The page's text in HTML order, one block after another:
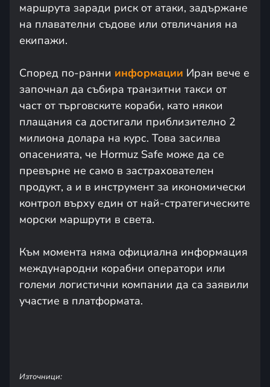
маршрута заради риск от атаки, задържане
на плавателни съдове или отвличания на
екипажи.
Според по-ранни информации Иран вече е
започнал да събира транзитни такси от
част от търговските кораби, като някои
плащания са достигали приблизително 2
милиона долара на курс. Това засилва
опасенията, че Hormuz Safe може да се
превърне не само в застрахователен
продукт, а и в инструмент за икономически
контрол върху един от най-стратегическите
морски маршрути в света.
Към момента няма официална информация
международни корабни оператори или
големи логистични компании да са заявили
участие в платформата.
Източници: